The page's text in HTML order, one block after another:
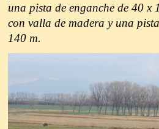
una pista de enganche de 40 x
con valla de madera y una
140 m.